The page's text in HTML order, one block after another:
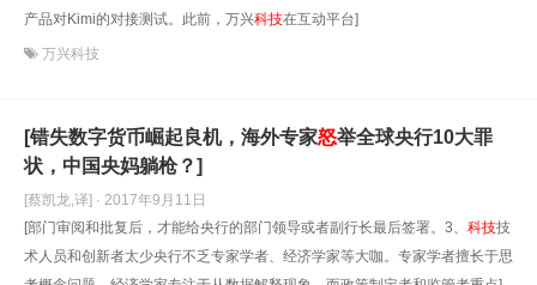
产品对Kimi的对接测试。此前，万兴科技在互动平台]
万兴科技
[错失数字货币崛起良机，海外专家怒举全球央行10大罪
状，中国央妈躺枪？]
[蔡凯龙,译] · 2017年9月11日
[部门审阅和批复后，才能给央行的部门领导或者副行长最后签署。3、 科技技
术人员和创新者太少央行不乏专家学者、经济学家等大咖。专家学者擅长于思